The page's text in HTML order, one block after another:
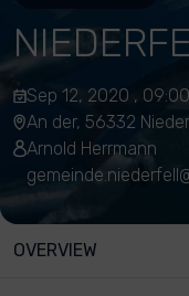
Sep 12, 2020 ,
An der, 56332
Arnold Herrmann
OVERVIEW